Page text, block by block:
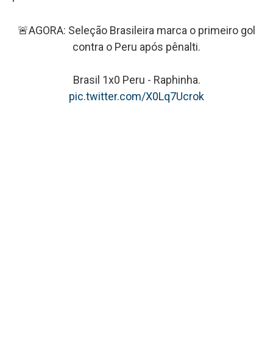
🚨AGORA: Seleção Brasileira marca o primeiro gol
contra o Peru após pênalti.
Brasil 1x0 Peru - Raphinha.
pic.twitter.com/X0Lq7Ucrok